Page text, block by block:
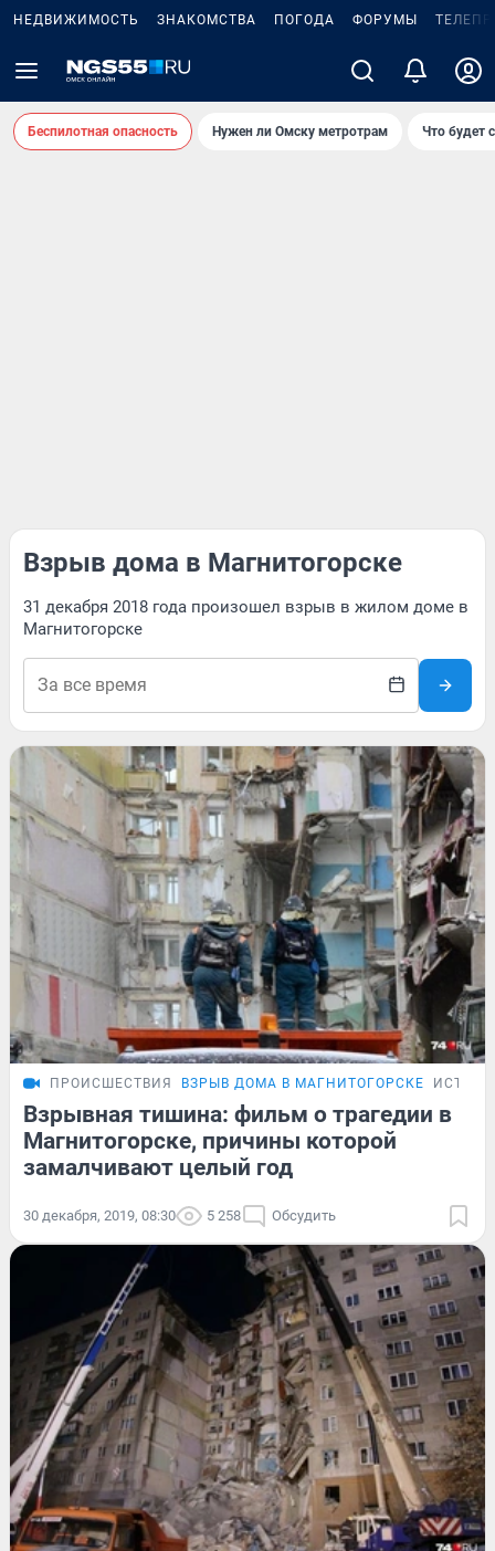
НЕДВИЖИМОСТЬ ЗНАКОМСТВА ПОГОДА ФОРУМЫ
Беспилотная опасность Нужен ли Омску метротрам Что будет
Взрыв дома в Магнитогорске
31 декабря 2018 года произошел взрыв в жилом доме в
Магнитогорске
ПРОИСШЕСТВИЯ ВЗРЫВ ДОМА В МАГНИТОГОРСКЕ
Взрывная тишина: фильм о трагедии в
Магнитогорске, причины которой
замалчивают целый год
30 декабря, 2019, 08:30 5 258 Обсудить